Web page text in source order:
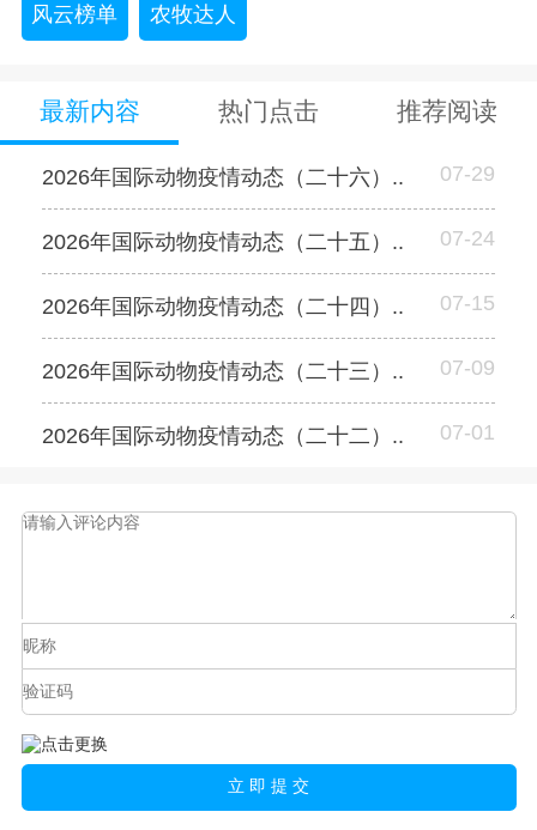
风云榜单 农牧达人
最新内容 热门点击 推荐阅读
2026年国际动物疫情动态（二十六）.. 07-29
2026年国际动物疫情动态（二十五）.. 07-24
2026年国际动物疫情动态（二十四）.. 07-15
2026年国际动物疫情动态（二十三）.. 07-09
2026年国际动物疫情动态（二十二）.. 07-01